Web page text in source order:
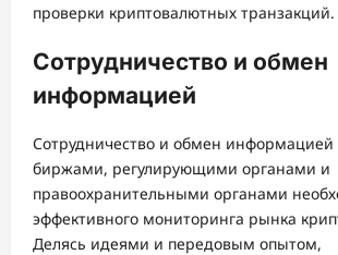
проверки криптовалютных транзакций.
Сотрудничество и обмен
информацией
Сотрудничество и обмен
биржами, регулирующими органами и
правоохранительными органами
эффективного мониторинга рынка
Делясь идеями и передовым опытом,